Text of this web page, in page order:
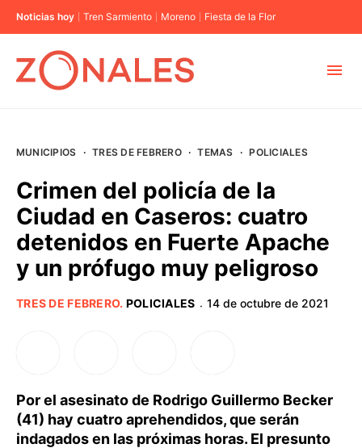
Noticias hoy Tren Sarmiento Moreno Fiesta de la Flor
BUENOS AIRES
PROVINCIAS
MUNICIPIOS · TRES DE FEBRERO · TEMAS · POLICIALES
Crimen del policía de la
Ciudad en Caseros: cuatro
detenidos en Fuerte Apache
y un prófugo muy peligroso
TRES DE FEBRERO. POLICIALES · 14 de octubre de 2021
Por el asesinato de Rodrigo Guillermo Becker
(41) hay cuatro aprehendidos, que serán
indagados en las próximas horas. El presunto